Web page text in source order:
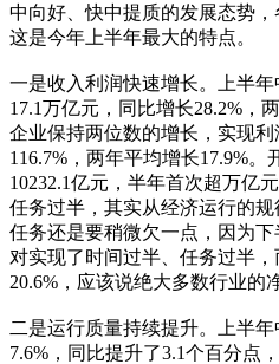
中向好、快中提质的发展态势，
这是今年上半年最大的特点。
一是收入利润快速增长。上半
17.1万亿元，同比增长28.2%，
企业保持两位数的增长，实现
116.7%，两年平均增长17.9%
10232.1亿元，半年首次超万亿
任务过半，其实从经济运行的规
任务还是要稍微欠一点，因为
对实现了时间过半、任务过半
20.6%，应该说绝大多数行业的
二是运行质量持续提升。上半
7.6%，同比提升了3.1个百分点